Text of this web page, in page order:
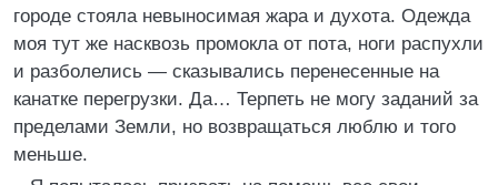
городе стояла невыносимая жара и духота. Одежда
моя тут же насквозь промокла от пота, ноги распухли
и разболелись — сказывались перенесенные на
канатке перегрузки. Да… Терпеть не могу заданий за
пределами Земли, но возвращаться люблю и того
меньше.